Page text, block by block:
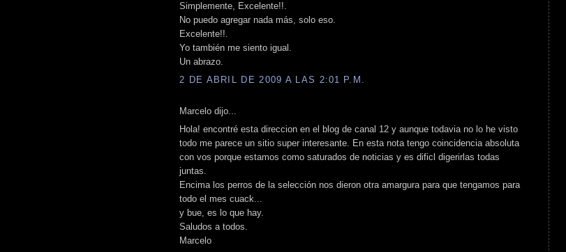
Simplemente, Excelente!!.
No puedo agregar nada más, solo eso.
Excelente!!.
Yo también me siento igual.
Un abrazo.
2 DE ABRIL DE 2009 A LAS 2:01 P.M.
Marcelo dijo...
Hola! encontré esta direccion en el blog de canal 12 y aunque todavia no lo he visto
todo me parece un sitio super interesante. En esta nota tengo coincidencia absoluta
con vos porque estamos como saturados de noticias y es dificl digerirlas todas
juntas.
Encima los perros de la selección nos dieron otra amargura para que tengamos para
todo el mes cuack...
y bue, es lo que hay.
Saludos a todos.
Marcelo